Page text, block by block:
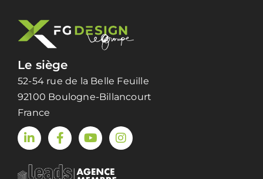
Le siège
52-54 rue de la Belle Feuille
92100 Boulogne-Billancourt
France